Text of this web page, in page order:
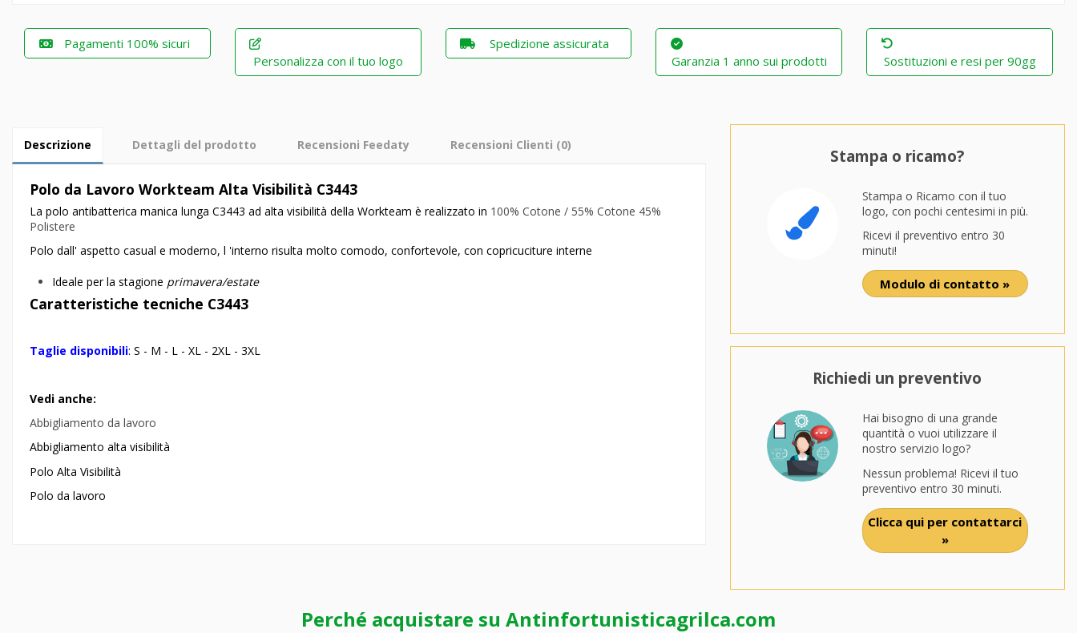
Pagamenti 100% sicuri
Personalizza con il tuo logo
Spedizione assicurata
Garanzia 1 anno sui prodotti
Sostituzioni e resi per 90gg
Descrizione Dettagli del prodotto Recensioni Feedaty Recensioni Clienti (0)
Polo da Lavoro Workteam Alta Visibilità C3443
La polo antibatterica manica lunga C3443 ad alta visibilità della Workteam è realizzato in 100% Cotone / 55% Cotone 45%
Polistere
Polo dall' aspetto casual e moderno, l 'interno risulta molto comodo, confortevole, con copricuciture interne
Ideale per la stagione primavera/estate
Caratteristiche tecniche C3443
Taglie disponibili: S - M - L - XL - 2XL - 3XL
Vedi anche:
Abbigliamento da lavoro
Abbigliamento alta visibilità
Polo Alta Visibilità
Polo da lavoro
Stampa o ricamo?
Stampa o Ricamo con il tuo
logo, con pochi centesimi in più.
Ricevi il preventivo entro 30
minuti!
Modulo di contatto »
Richiedi un preventivo
Hai bisogno di una grande
quantità o vuoi utilizzare il
nostro servizio logo?
Nessun problema! Ricevi il tuo
preventivo entro 30 minuti.
Clicca qui per contattarci
»
Perché acquistare su Antinfortunisticagrilca.com